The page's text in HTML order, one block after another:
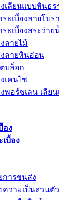
ง
เลียนแบบหินธร
ะเบื้องลายโบร
ะเบื้องสระว่ายนํ้า
ลายไม้
ลายหินอ่อน
บล็อก
เคนไซ
พอร์ชเลน เลียน
อง
บื้อง
การขนส่ง